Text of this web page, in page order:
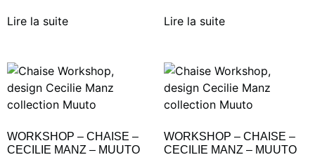
Lire la suite Lire la suite
WORKSHOP – CHAISE –
CECILIE MANZ – MUUTO
WORKSHOP – CHAISE –
CECILIE MANZ – MUUTO